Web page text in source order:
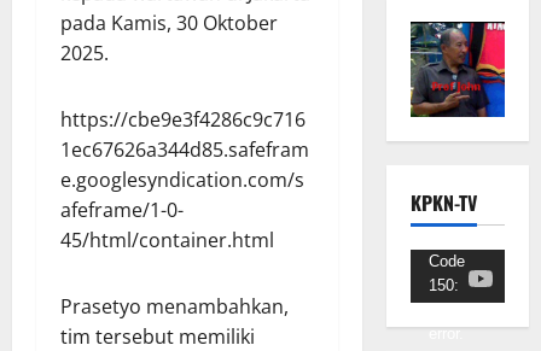
pada Kamis, 30 Oktober
2025.
https://cbe9e3f4286c9c716
1ec67626a344d85.safefram
e.googlesyndication.com/s
afeframe/1-0-
45/html/container.html
Prasetyo menambahkan,
tim tersebut memiliki
KPKN-TV
Pemutar
Video
Code
150:
error.